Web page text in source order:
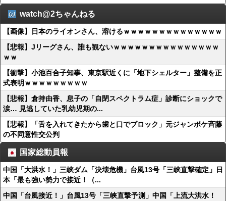
watch@2ちゃんねる
【画像】日本のライオンさん、溶けるｗｗｗｗｗｗｗｗｗｗｗｗｗｗ
【悲報】Jリーグさん、誰も観ないｗｗｗｗｗｗｗｗｗｗｗｗｗｗｗ
ｗｗ
【衝撃】小池百合子知事、東京駅近くに「地下シェルター」整備を正
式表明ｗｗｗｗｗｗｗｗｗ
【悲報】倉持由香、息子の「自閉スペクトラム症」診断にショックで
涙… 見逃していた乳幼児期の...
【悲報】「舌を入れてきたから歯と口でブロック」元ジャンポケ斉藤
の不同意性交公判
国家総動員報
中国「大洪水！」三峡ダム「決壊危機」台風13号「三峡直撃確定」日
本「最も強い勢力で接近！（...
中国「台風接近！」台風13号「三峡直撃予測」中国「上流大洪水！